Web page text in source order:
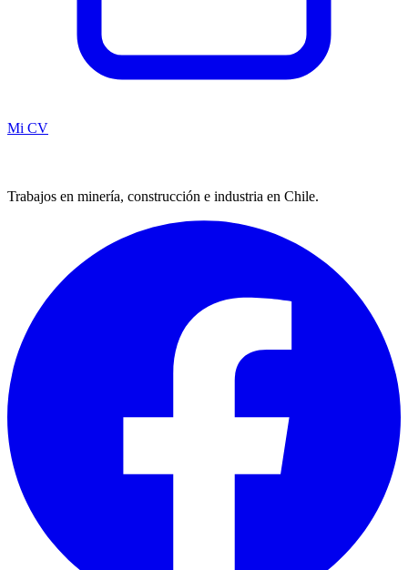
Mi CV
Trabajos en minería, construcción e industria en Chile.